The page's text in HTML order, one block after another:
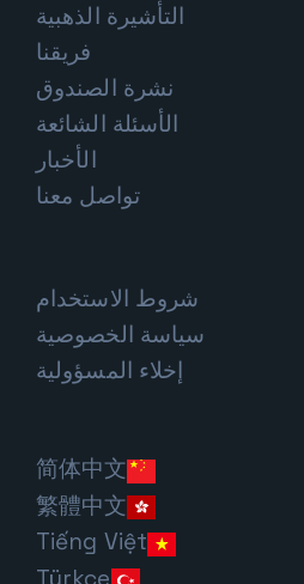
التأشيرة الذهبية
فريقنا
نشرة الصندوق
الأسئلة الشائعة
الأخبار
تواصل معنا
شروط الاستخدام
سياسة الخصوصية
إخلاء المسؤولية
简体中文
繁體中文
Tiếng Việt